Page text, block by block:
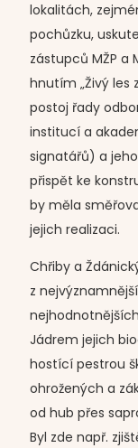
lokalitách,
pochůzku,
zástupců MŽP a
hnutím „Živý les
postoj řady
institucí a
signatářů) a
přispět ke
by měla
jejich realizaci.
Chřiby a
z
Jádrem jejich
hostící pestrou
ohrožených a
od hub přes
Byl zde např.